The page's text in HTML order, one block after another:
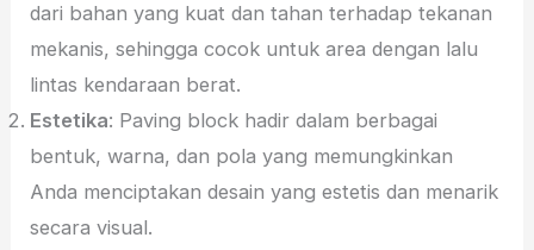
dari bahan yang kuat dan tahan terhadap tekanan
mekanis, sehingga cocok untuk area dengan lalu
lintas kendaraan berat.
Estetika: Paving block hadir dalam berbagai
bentuk, warna, dan pola yang memungkinkan
Anda menciptakan desain yang estetis dan menarik
secara visual.